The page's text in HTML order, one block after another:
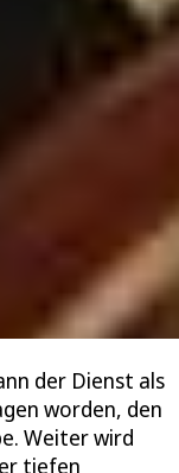
der Dienst als
worden, den
Weiter wird
tiefen